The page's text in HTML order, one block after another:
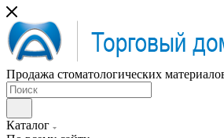
Продажа стоматологических
Каталог